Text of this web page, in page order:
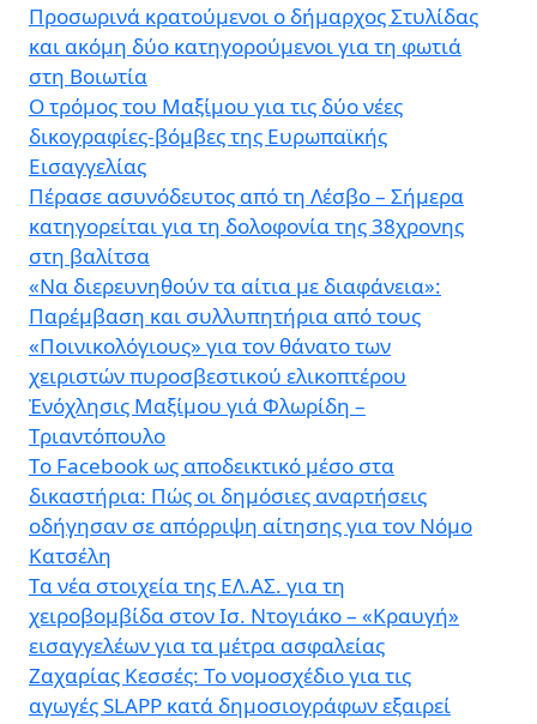
Προσωρινά κρατούμενοι ο δήμαρχος Στυλίδας
και ακόμη δύο κατηγορούμενοι για τη φωτιά
στη Βοιωτία
Ο τρόμος του Μαξίμου για τις δύο νέες
δικογραφίες-βόμβες της Ευρωπαϊκής
Εισαγγελίας
Πέρασε ασυνόδευτος από τη Λέσβο – Σήμερα
κατηγορείται για τη δολοφονία της 38χρονης
στη βαλίτσα
«Να διερευνηθούν τα αίτια με διαφάνεια»:
Παρέμβαση και συλλυπητήρια από τους
«Ποινικολόγιους» για τον θάνατο των
χειριστών πυροσβεστικού ελικοπτέρου
Ἐνόχλησις Μαξίμου γιά Φλωρίδη –
Τριαντόπουλο
Το Facebook ως αποδεικτικό μέσο στα
δικαστήρια: Πώς οι δημόσιες αναρτήσεις
οδήγησαν σε απόρριψη αίτησης για τον Νόμο
Κατσέλη
Τα νέα στοιχεία της ΕΛ.ΑΣ. για τη
χειροβομβίδα στον Ισ. Ντογιάκο – «Κραυγή»
εισαγγελέων για τα μέτρα ασφαλείας
Ζαχαρίας Κεσσές: Το νομοσχέδιο για τις
αγωγές SLAPP κατά δημοσιογράφων εξαιρεί